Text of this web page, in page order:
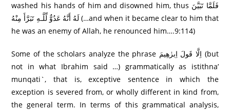
washed his hands of him and disowned him, thus فَلَمَّا تَبَيَّنَ
لَهُ أَنَّهُ عَدُوٌّ لِّلَّـهِ تَبَرَّ‌أَ مِنْهُ (…and when it became clear to him that
he was an enemy of Allah, he renounced him….9:114)
Some of the scholars analyze the phrase اِلَّا قَولَ اِبرٰھِیمَ (but
not in what Ibrahim said …) grammatically as istithna’
munqati`, that is, exceptive sentence in which the
exception is severed from, or wholly different in kind from,
the general term. In terms of this grammatical analysis,